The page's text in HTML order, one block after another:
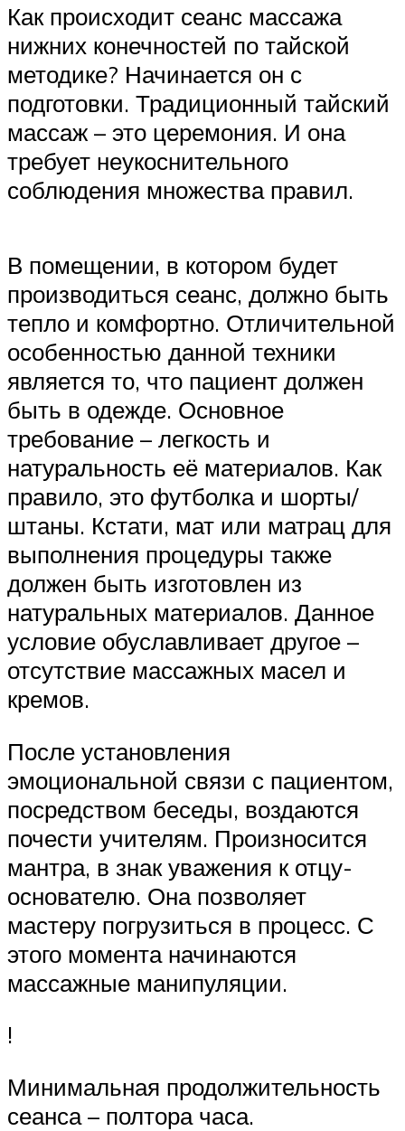
Как происходит сеанс массажа
нижних конечностей по тайской
методике? Начинается он с
подготовки. Традиционный тайский
массаж – это церемония. И она
требует неукоснительного
соблюдения множества правил.
В помещении, в котором будет
производиться сеанс, должно быть
тепло и комфортно. Отличительной
особенностью данной техники
является то, что пациент должен
быть в одежде. Основное
требование – легкость и
натуральность её материалов. Как
правило, это футболка и шорты/
штаны. Кстати, мат или матрац для
выполнения процедуры также
должен быть изготовлен из
натуральных материалов. Данное
условие обуславливает другое –
отсутствие массажных масел и
кремов.
После установления
эмоциональной связи с пациентом,
посредством беседы, воздаются
почести учителям. Произносится
мантра, в знак уважения к отцу-
основателю. Она позволяет
мастеру погрузиться в процесс. С
этого момента начинаются
массажные манипуляции.
!
Минимальная продолжительность
сеанса – полтора часа.